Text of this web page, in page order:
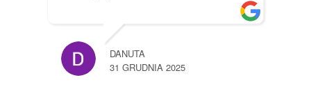
DANUTA
31 GRUDNIA 2025